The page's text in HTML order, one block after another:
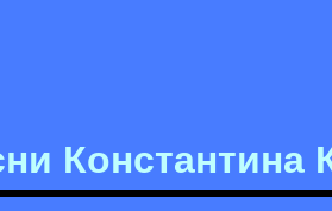
Константина